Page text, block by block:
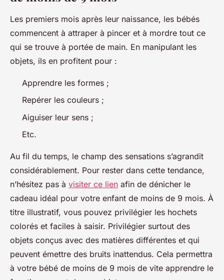
Les premiers mois après leur naissance, les bébés
commencent à attraper à pincer et à mordre tout ce
qui se trouve à portée de main. En manipulant les
objets, ils en profitent pour :
Apprendre les formes ;
Repérer les couleurs ;
Aiguiser leur sens ;
Etc.
Au fil du temps, le champ des sensations s’agrandit
considérablement. Pour rester dans cette tendance,
n’hésitez pas à visiter ce lien afin de dénicher le
cadeau idéal pour votre enfant de moins de 9 mois. À
titre illustratif, vous pouvez privilégier les hochets
colorés et faciles à saisir. Privilégier surtout des
objets conçus avec des matières différentes et qui
peuvent émettre des bruits inattendus. Cela permettra
à votre bébé de moins de 9 mois de vite apprendre le